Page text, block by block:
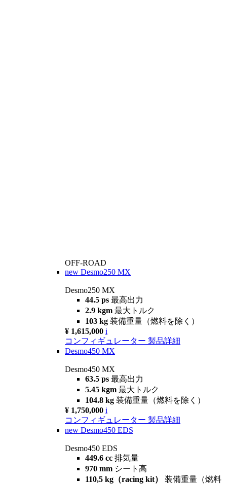
OFF-ROAD
new Desmo250 MX
Desmo250 MX
44.5 ps 最高出力
2.9 kgm 最大トルク
103 kg 装備重量（燃料を除く）
¥ 1,615,000 i
コンフィギュレーター 製品詳細
Desmo450 MX
Desmo450 MX
63.5 ps 最高出力
5.45 kgm 最大トルク
104.8 kg 装備重量（燃料を除く）
¥ 1,750,000 i
コンフィギュレーター 製品詳細
new Desmo450 EDS
Desmo450 EDS
449.6 cc 排気量
970 mm シート高
110,5 kg（racing kit） 装備重量（燃料